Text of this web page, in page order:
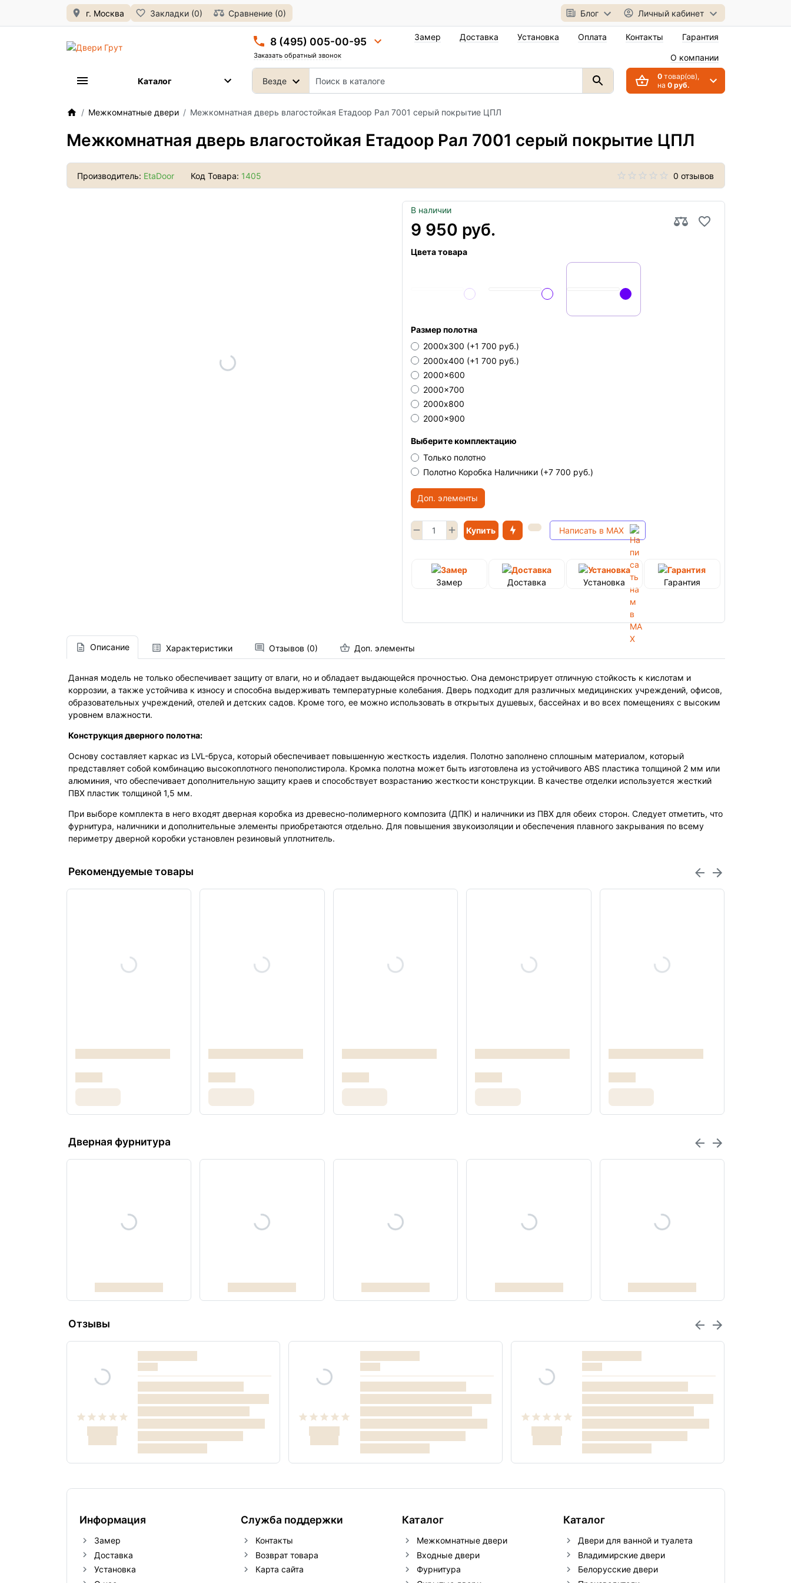
г. Москва Закладки (0) Сравнение (0) Блог Личный кабинет
8 (495) 005-00-95
Заказать обратный звонок
Везде
Замер Доставка Установка Оплата Контакты Гарантия
О компании
0товар(ов),
на 0 руб.
Каталог
Межкомнатные двери Межкомнатная дверь влагостойкая Етадоор Рал 7001 серый покрытие ЦПЛ
Межкомнатная дверь влагостойкая Етадоор Рал 7001 серый покрытие ЦПЛ
Производитель: EtaDoor Код Товара: 1405 0 отзывов
В наличии
9 950 руб.
Цвета товара
Размер полотна
2000х300 (+1 700 руб.)
2000х400 (+1 700 руб.)
2000x600
2000x700
2000х800
2000x900
Выберите комплектацию
Только полотно
Полотно Коробка Наличники (+7 700 руб.)
Доп. элементы
Купить Написать в MAX
Замер Доставка Установка Гарантия
Описание Характеристики Отзывов (0) Доп. элементы
Данная модель не только обеспечивает защиту от влаги, но и обладает выдающейся прочностью. Она демонстрирует отличную стойкость к кислотам и
коррозии, а также устойчива к износу и способна выдерживать температурные колебания. Дверь подходит для различных медицинских учреждений, офисов,
образовательных учреждений, отелей и детских садов. Кроме того, ее можно использовать в открытых душевых, бассейнах и во всех помещениях с высоким
уровнем влажности.
Конструкция дверного полотна:
Основу составляет каркас из LVL-бруса, который обеспечивает повышенную жесткость изделия. Полотно заполнено сплошным материалом, который
представляет собой комбинацию высокоплотного пенополистирола. Кромка полотна может быть изготовлена из устойчивого ABS пластика толщиной 2 мм или
алюминия, что обеспечивает дополнительную защиту краев и способствует возрастанию жесткости конструкции. В качестве отделки используется жесткий
ПВХ пластик толщиной 1,5 мм.
При выборе комплекта в него входят дверная коробка из древесно-полимерного композита (ДПК) и наличники из ПВХ для обеих сторон. Следует отметить, что
фурнитура, наличники и дополнительные элементы приобретаются отдельно. Для повышения звукоизоляции и обеспечения плавного закрывания по всему
периметру дверной коробки установлен резиновый уплотнитель.
Рекомендуемые товары
Дверная фурнитура
Отзывы
Информация
Замер
Доставка
Установка
Служба поддержки
Контакты
Возврат товара
Карта сайта
Каталог
Межкомнатные двери
Входные двери
Фурнитура
Каталог
Двери для ванной и туалета
Владимирские двери
Белорусские двери